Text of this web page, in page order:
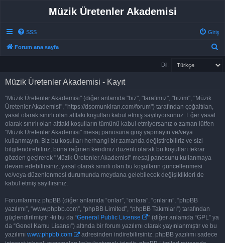
Müzik Üretenler Akademisi
SSS Giriş
Forum ana sayfa
Dil:
Müzik Üretenler Akademisi - Kayıt
"Müzik Üretenler Akademisi" (diğer anlamda "biz", "tarafımız", "bizim", "Müzik
Üretenler Akademisi", "https://dsomunkiran.com/forum") tarafından çoğaltılan,
yasal olarak sınırlı olan alttaki koşulları kabul etmiş sayılıyorsunuz. Eğer yasal
olarak sınırlı olan alttaki koşulların tümünü kabul etmiyorsanız o zaman lütfen
"Müzik Üretenler Akademisi" mesaj panosuna giriş yapmayın ve/veya
kullanmayın. Biz bu koşulları herhangi bir zamanda değiştirebiliriz ve sizi
bilgilendirebiliriz, buna rağmen kendiniz düzenli olarak bu koşulları tekrar
gözden geçirerek "Müzik Üretenler Akademisi" mesaj panosunu kullanmaya
devam edebilirsiniz, yasal olarak sınırlı olan bu koşulların güncellenmesi
ve/veya düzenlenmesi durumunda meydana gelebilecek değişiklikleri de
kabul etmiş sayılırsınız.
Forumlarımız phpBB (diğer anlamda “onlar”, “onlara”, “onların”, “phpBB
yazılımı”, “www.phpbb.com”, “phpBB Limited”, “phpBB Takımları”) tarafından
güçlendirilmiştir -ki bu da “General Public License
” (diğer anlamda “GPL” ya
da “Genel Kamu Lisansı”) altında bir forum yazılımı olarak yayınlanmıştır ve bu
yazılımı www.phpbb.com
adresinden indirebilirsiniz. phpBB yazılımı sadece